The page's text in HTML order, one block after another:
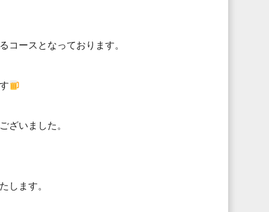
コースとなっております。
ざいました。
します。